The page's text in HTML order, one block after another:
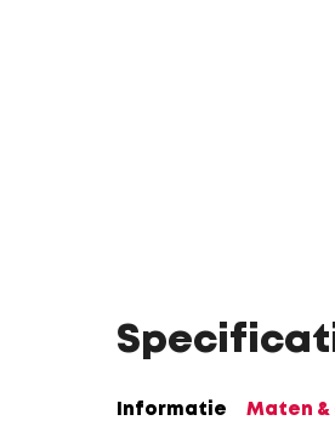
Informatie Maten